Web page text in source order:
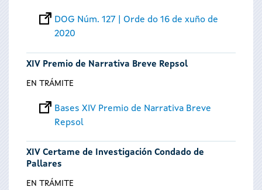
DOG Núm. 127 | Orde do 16 de xuño de
2020
XIV Premio de Narrativa Breve Repsol
EN TRÁMITE
Bases XIV Premio de Narrativa Breve
Repsol
XIV Certame de Investigación Condado de
Pallares
EN TRÁMITE